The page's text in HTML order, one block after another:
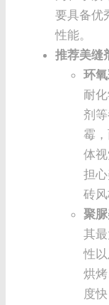
要具备优
性能。
推荐美缝
环
耐
剂
霉
体
担
砖
聚
其
性
烘
度